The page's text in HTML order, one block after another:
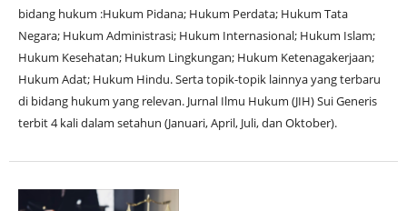
bidang hukum :Hukum Pidana; Hukum Perdata; Hukum Tata
Negara; Hukum Administrasi; Hukum Internasional; Hukum Islam;
Hukum Kesehatan; Hukum Lingkungan; Hukum Ketenagakerjaan;
Hukum Adat; Hukum Hindu. Serta topik-topik lainnya yang terbaru
di bidang hukum yang relevan. Jurnal Ilmu Hukum (JIH) Sui Generis
terbit 4 kali dalam setahun (Januari, April, Juli, dan Oktober).